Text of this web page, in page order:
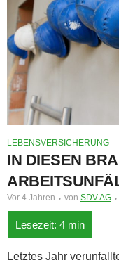
LEBENSVERSICHERUNG
IN DIESEN
Vor 4 Jahren von SDV AG
Letztes Jahr